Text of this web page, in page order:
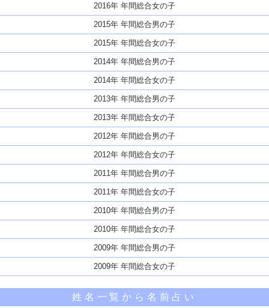
2016年 年間総合女の子
2015年 年間総合男の子
2015年 年間総合女の子
2014年 年間総合男の子
2014年 年間総合女の子
2013年 年間総合男の子
2013年 年間総合女の子
2012年 年間総合男の子
2012年 年間総合女の子
2011年 年間総合男の子
2011年 年間総合女の子
2010年 年間総合男の子
2010年 年間総合女の子
2009年 年間総合男の子
2009年 年間総合女の子
姓名一覧から名前占い